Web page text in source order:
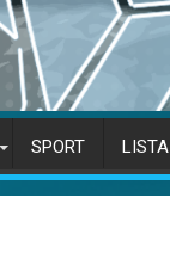
SPORT LISTA